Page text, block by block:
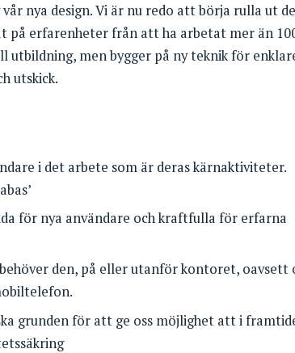
nya design. Vi är nu redo att börja rulla ut
på erfarenheter från att ha arbetat mer än
utbildning, men bygger på ny teknik för
utskick.
i det arbete som är deras kärnaktiviteter.
för nya användare och kraftfulla för erfarna
den, på eller utanför kontoret, oavsett
grunden för att ge oss möjlighet att i